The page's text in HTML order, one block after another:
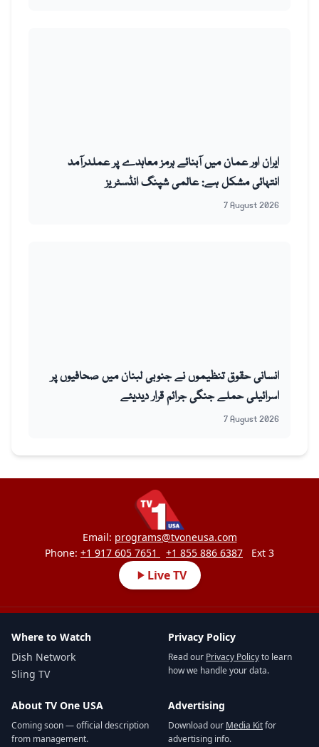
ایران اور عمان میں آبنائے ہرمز معاہدے پر عملدرآمد
انتہائی مشکل ہے: عالمی شپنگ انڈسٹریز
7 August 2026
انسانی حقوق تنظیموں نے جنوبی لبنان میں صحافیوں پر
اسرائیلی حملے جنگی جرائم قرار دیدیئے
7 August 2026
Email: programs@tvoneusa.com
Phone: +1 917 605 7651 +1 855 886 6387 Ext 3
Live TV
Where to Watch
Dish Network
Sling TV
Privacy Policy
Read our Privacy Policyto learn
how we handle your data.
About TV One USA
Coming soon — official description
from management.
Advertising
Download our Media Kitfor
advertising info.